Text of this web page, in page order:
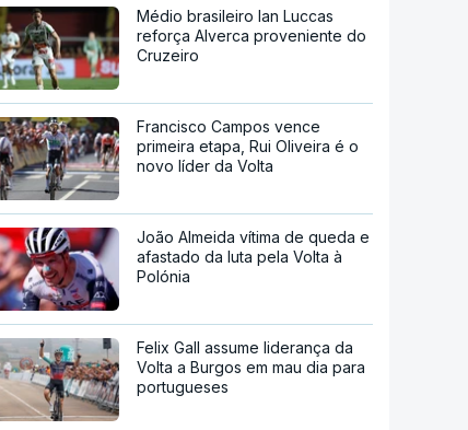
Médio brasileiro Ian Luccas
reforça Alverca proveniente do
Cruzeiro
Francisco Campos vence
primeira etapa, Rui Oliveira é o
novo líder da Volta
João Almeida vítima de queda e
afastado da luta pela Volta à
Polónia
Felix Gall assume liderança da
Volta a Burgos em mau dia para
portugueses